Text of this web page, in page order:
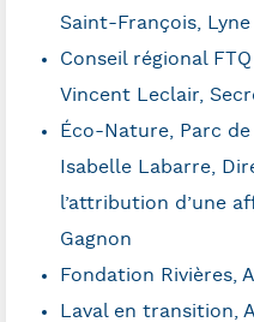
Saint-François,
Conseil régional
Vincent Leclair,
Éco-Nature, Parc
Isabelle Labarre,
l’attribution d’une
Gagnon
Fondation Rivières,
Laval en transition,